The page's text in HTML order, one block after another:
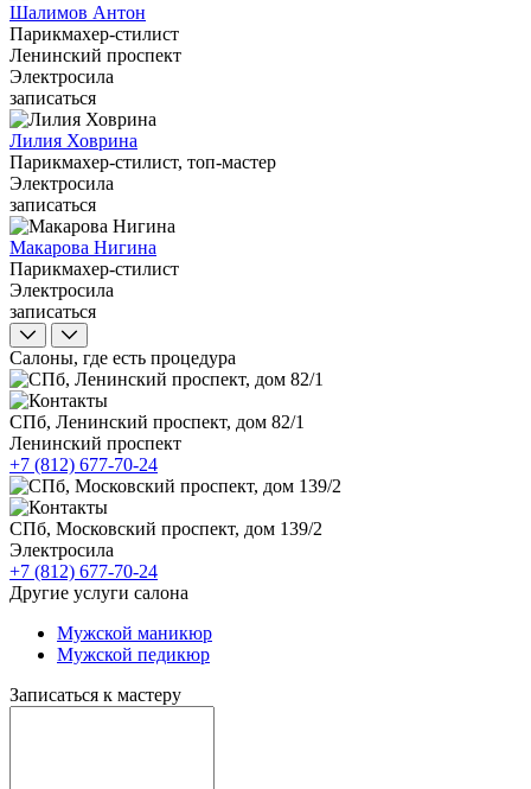
Шалимов Антон
Парикмахер-стилист
Ленинский проспект
Электросила
записаться
Лилия Ховрина
Парикмахер-стилист, топ-мастер
Электросила
записаться
Макарова Нигина
Парикмахер-стилист
Электросила
записаться
Салоны, где есть процедура
СПб, Ленинский проспект, дом 82/1
Ленинский проспект
+7 (812) 677-70-24
СПб, Московский проспект, дом 139/2
Электросила
+7 (812) 677-70-24
Другие услуги салона
Мужской маникюр
Мужской педикюр
Записаться к мастеру